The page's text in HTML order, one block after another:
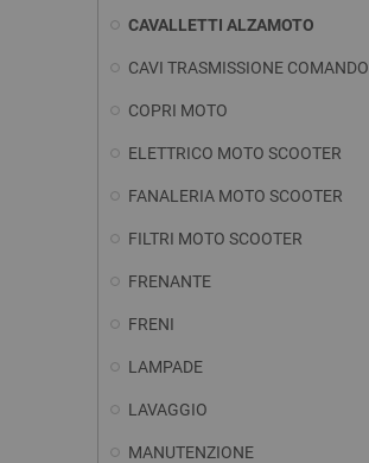
CAVALLETTI ALZAMOTO
CAVI TRASMISSIONE COMANDO
COPRI MOTO
ELETTRICO MOTO SCOOTER
FANALERIA MOTO SCOOTER
FILTRI MOTO SCOOTER
FRENANTE
FRENI
LAMPADE
LAVAGGIO
MANUTENZIONE